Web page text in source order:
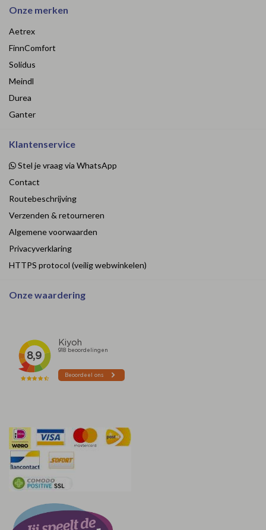
Onze merken
Aetrex
FinnComfort
Solidus
Meindl
Durea
Ganter
Klantenservice
Stel je vraag via WhatsApp
Contact
Routebeschrijving
Verzenden & retourneren
Algemene voorwaarden
Privacyverklaring
HTTPS protocol (veilig webwinkelen)
Onze waardering